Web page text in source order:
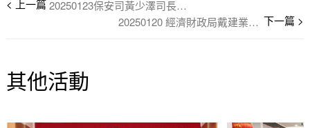
20250123保安司黃少澤司長一行訪僑總
20250120 經濟財政局戴建業司長一行訪僑總
其他活動